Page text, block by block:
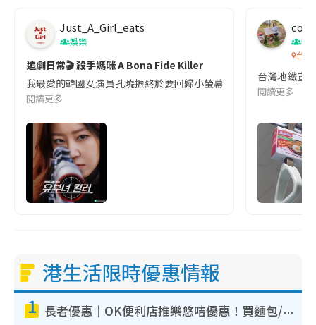
Just_A_Girl_eats
娛樂
追劇日常🎬 殺手媽咪 A Bona Fide Killer
我最愛的韓國女演員孔曉振終於要回歸小螢幕啦!這次的劇本改編
閱讀更多
co
吹
台灣
台灣地鐵宣
閱讀更多
港生活限時優惠情報
1 長者優惠｜OK便利店推樂悠咭優惠！買麵包/牛奶/保健品拍卡即減